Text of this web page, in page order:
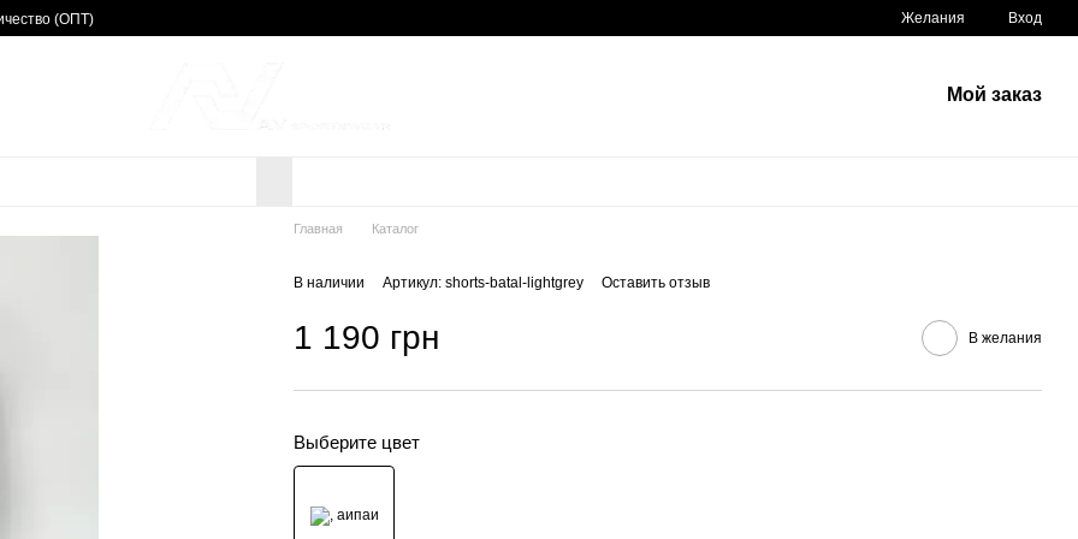
(ОПТ) Желания Вход
Мой заказ
Главная Каталог
В наличии Артикул: shorts-batal-lightgrey Оставить отзыв
1 190 грн В желания
Выберите цвет